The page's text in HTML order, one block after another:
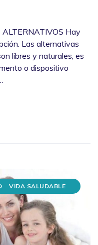
Hay
Las alternativas
libres y naturales, es
o dispositivo
VIDA SALUDABLE